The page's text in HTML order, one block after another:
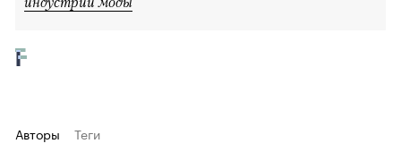
Авторы Теги